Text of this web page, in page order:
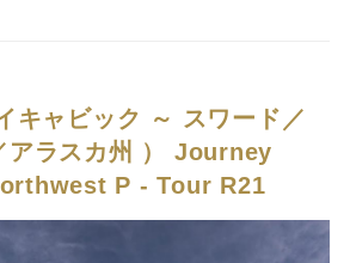
キャビック ～ スワード／
アラスカ州 ） Journey
P - Tour R21